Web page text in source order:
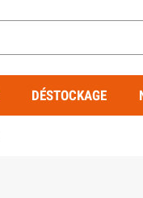
DÉSTOCKAGE